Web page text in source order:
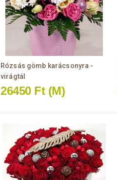
Rózsás gömb karácsonyra -
virágtál
26450 Ft (M)